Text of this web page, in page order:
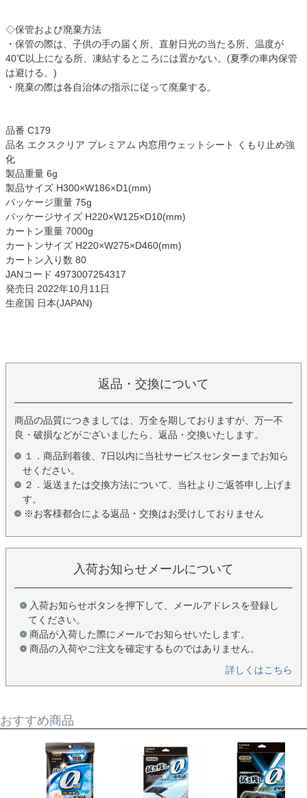
◇保管および廃棄方法
・保管の際は、子供の手の届く所、直射日光の当たる所、温度が
40℃以上になる所、凍結するところには置かない。(夏季の車内保管
は避ける。)
・廃棄の際は各自治体の指示に従って廃棄する。
品番 C179
品名 エクスクリア プレミアム 内窓用ウェットシート くもり止め強
化
製品重量 6g
製品サイズ H300×W186×D1(mm)
パッケージ重量 75g
パッケージサイズ H220×W125×D10(mm)
カートン重量 7000g
カートンサイズ H220×W275×D460(mm)
カートン入り数 80
JANコード 4973007254317
発売日 2022年10月11日
生産国 日本(JAPAN)
返品・交換について
商品の品質につきましては、万全を期しておりますが、万一不
良・破損などがございましたら、返品・交換いたします。
１．商品到着後、7日以内に当社サービスセンターまでお知ら
せください。
２．返送または交換方法について、当社よりご返答申し上げま
す。
※お客様都合による返品・交換はお受けしておりません
入荷お知らせメールについて
入荷お知らせボタンを押下して、メールアドレスを登録し
てください。
商品が入荷した際にメールでお知らせいたします。
商品の入荷やご注文を確定するものではありません。
詳しくはこちら
おすすめ商品